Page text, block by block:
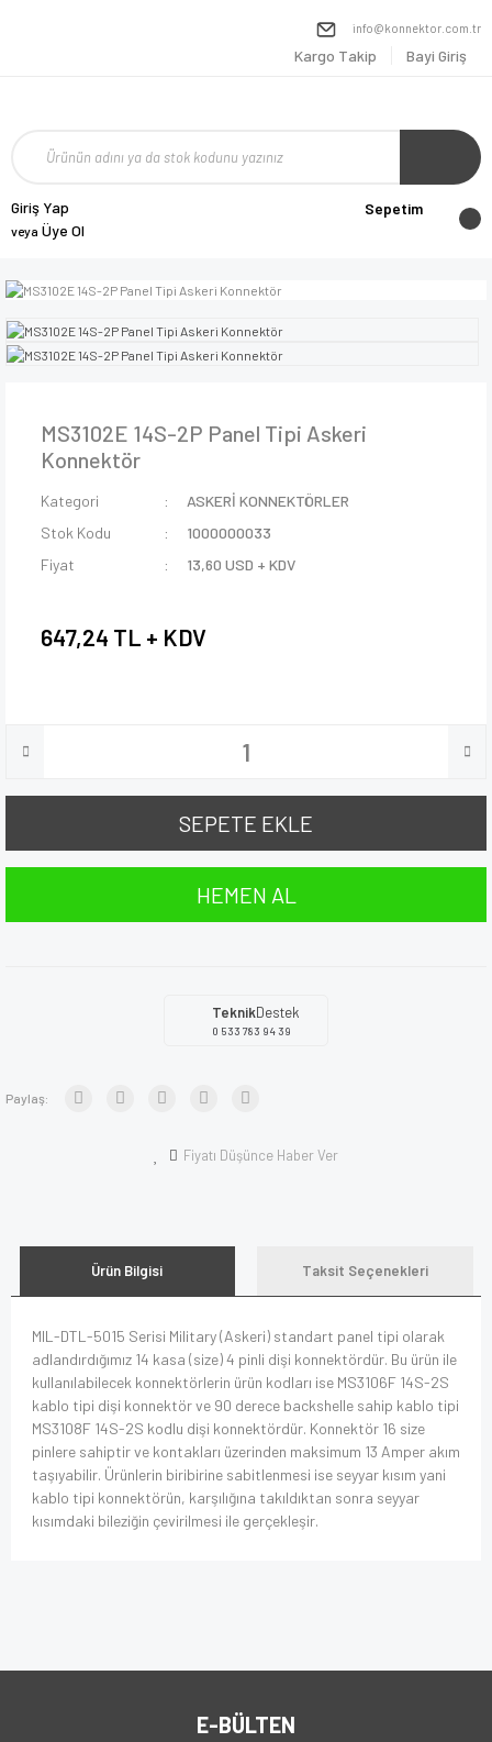
info@konnektor.com.tr
Kargo Takip Bayi Giriş
Giriş Yap
veya Üye Ol
Sepetim
MS3102E 14S-2P Panel Tipi Askeri
Konnektör
Kategori
ASKERİ KONNEKTÖRLER
Stok Kodu
1000000033
Fiyat
13,60 USD + KDV
647,24 TL + KDV
SEPETE EKLE
HEMEN AL
TeknikDestek
0 533 783 94 39
Paylaş:
Fiyatı Düşünce Haber Ver
Ürün Bilgisi Taksit Seçenekleri
MIL-DTL-5015 Serisi Military (Askeri) standart panel tipi olarak
adlandırdığımız 14 kasa (size) 4 pinli dişi konnektördür. Bu ürün ile
kullanılabilecek konnektörlerin ürün kodları ise MS3106F 14S-2S
kablo tipi dişi konnektör ve 90 derece backshelle sahip kablo tipi
MS3108F 14S-2S kodlu dişi konnektördür. Konnektör 16 size
pinlere sahiptir ve kontakları üzerinden maksimum 13 Amper akım
taşıyabilir. Ürünlerin biribirine sabitlenmesi ise seyyar kısım yani
kablo tipi konnektörün, karşılığına takıldıktan sonra seyyar
kısımdaki bileziğin çevirilmesi ile gerçekleşir.
E-BÜLTEN